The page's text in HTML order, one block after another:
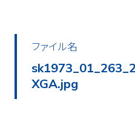
ファイル名
XGA.jpg